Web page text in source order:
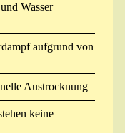
Wasser
aufgrund von
Austrocknung
keine